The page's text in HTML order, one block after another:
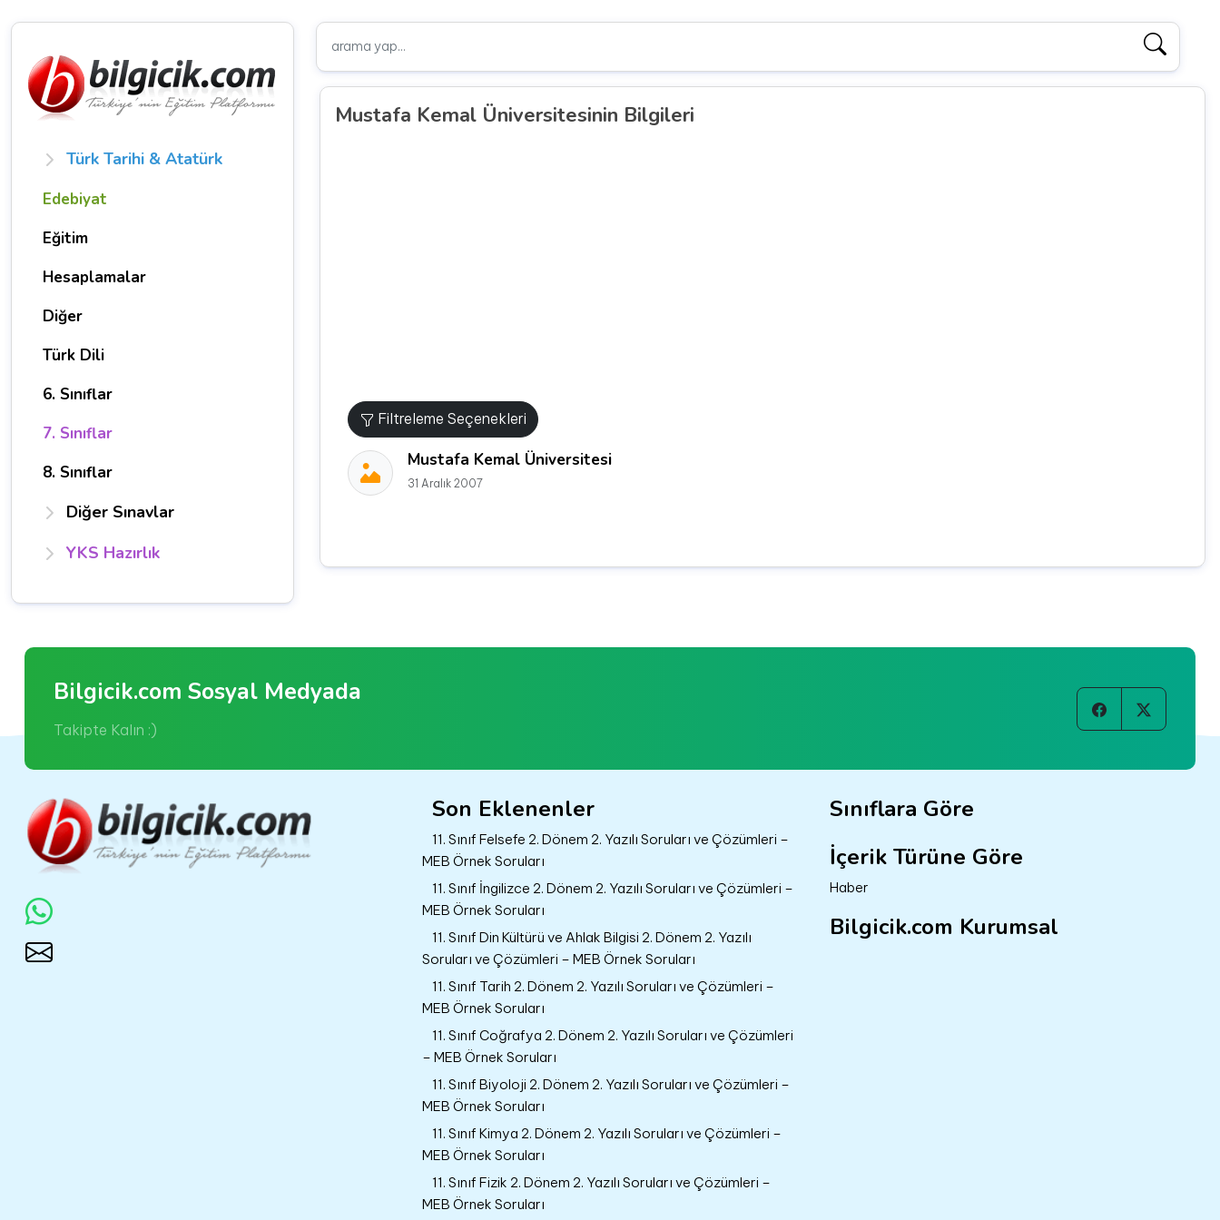
Türk Tarihi & Atatürk
Edebiyat
Eğitim
Hesaplamalar
Diğer
Türk Dili
6. Sınıflar
7. Sınıflar
8. Sınıflar
Diğer Sınavlar
YKS Hazırlık
Mustafa Kemal Üniversitesinin Bilgileri
Filtreleme Seçenekleri
Mustafa Kemal Üniversitesi
31 Aralık 2007
Bilgicik.com Sosyal Medyada
Takipte Kalın :)
Son Eklenenler
11. Sınıf Felsefe 2. Dönem 2. Yazılı Soruları ve Çözümleri –
MEB Örnek Soruları
11. Sınıf İngilizce 2. Dönem 2. Yazılı Soruları ve Çözümleri –
MEB Örnek Soruları
11. Sınıf Din Kültürü ve Ahlak Bilgisi 2. Dönem 2. Yazılı
Soruları ve Çözümleri – MEB Örnek Soruları
11. Sınıf Tarih 2. Dönem 2. Yazılı Soruları ve Çözümleri –
MEB Örnek Soruları
11. Sınıf Coğrafya 2. Dönem 2. Yazılı Soruları ve Çözümleri
– MEB Örnek Soruları
11. Sınıf Biyoloji 2. Dönem 2. Yazılı Soruları ve Çözümleri –
MEB Örnek Soruları
11. Sınıf Kimya 2. Dönem 2. Yazılı Soruları ve Çözümleri –
MEB Örnek Soruları
11. Sınıf Fizik 2. Dönem 2. Yazılı Soruları ve Çözümleri –
MEB Örnek Soruları
Sınıflara Göre
İçerik Türüne Göre
Haber
Bilgicik.com Kurumsal